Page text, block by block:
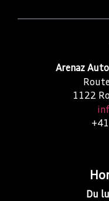
Arenaz
1122
Du